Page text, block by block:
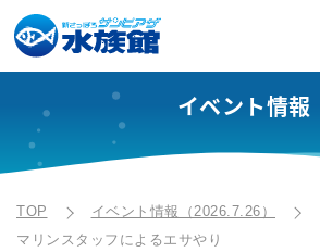
イベント情報
TOP
イベント情報（2026.7.26）
マリンスタッフによるエサやり